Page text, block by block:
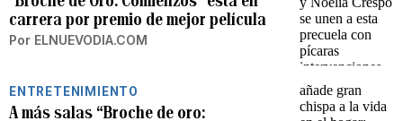
carrera por premio de mejor película
Por ELNUEVODIA.COM
ENTRETENIMIENTO
A más salas “Broche de oro: